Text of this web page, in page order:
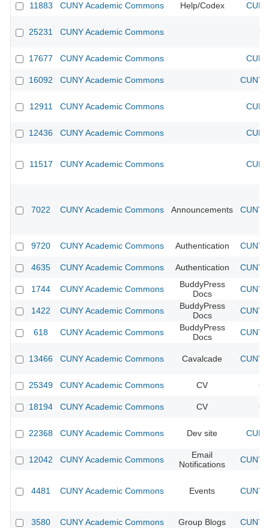
11883 CUNY Academic Commons Help/Codex
25231 CUNY Academic Commons
17677 CUNY Academic Commons
16092 CUNY Academic Commons CUNY
12911 CUNY Academic Commons
12436 CUNY Academic Commons
11517 CUNY Academic Commons
7022 CUNY Academic Commons Announcements CUNY
9720 CUNY Academic Commons Authentication CUNY
4635 CUNY Academic Commons Authentication CUNY
1744 CUNY Academic Commons
BuddyPress
Docs
CUNY
1422 CUNY Academic Commons
BuddyPress
Docs
CUNY
618 CUNY Academic Commons
BuddyPress
Docs
CUNY
13466 CUNY Academic Commons Cavalcade CUNY
25349 CUNY Academic Commons CV
18194 CUNY Academic Commons CV
22368 CUNY Academic Commons Dev site
12042 CUNY Academic Commons
Email
Notifications
CUNY
4481 CUNY Academic Commons Events CUNY
3580 CUNY Academic Commons Group Blogs CUNY